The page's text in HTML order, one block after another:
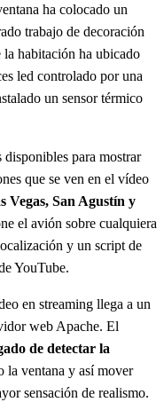
ha colocado un
trabajo de decoración
habitación ha ubicado
led controlado por una
un sensor térmico
para mostrar
que se ven en el vídeo
Vegas, San Agustín y
el avión sobre cualquiera
y un script de
YouTube.
en streaming llega a un
web Apache. El
de detectar la
la ventana y así mover
sensación de realismo.